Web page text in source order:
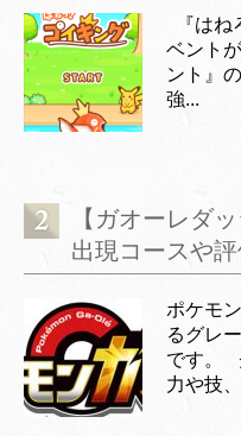
『はね
ベント
ント』
強...
【ガオーレダ
出現コースや
ポケモ
るグレ
です。
力や技